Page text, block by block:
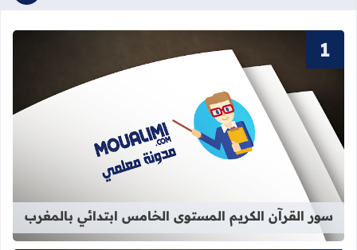
قراءة المزيد عن سور القرآن
سور القرآن الكريم المستوى الخامس ابتدائي بالمغرب